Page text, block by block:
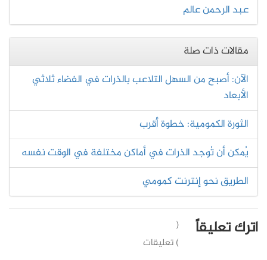
عبد الرحمن عالم
مقالات ذات صلة
الآن: أصبح من السهل التلاعب بالذرات في الفضاء ثلاثي
الأبعاد
الثورة الكمومية: خطوة أقرب
يُمكن أن تُوجد الذرات في أماكن مختلفة في الوقت نفسه
الطريق نحو إنترنت كمومي
اترك تعليقاً
(
) تعليقات